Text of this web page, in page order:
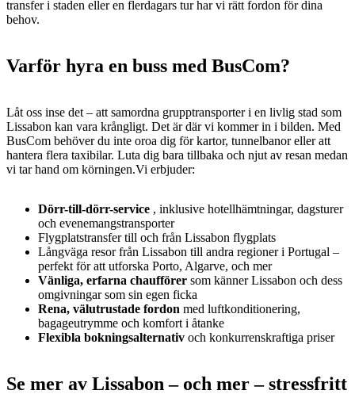
transfer i staden eller en flerdagars tur har vi rätt fordon för dina
behov.
Varför hyra en buss med BusCom?
Låt oss inse det – att samordna grupptransporter i en livlig stad som
Lissabon kan vara krångligt. Det är där vi kommer in i bilden. Med
BusCom behöver du inte oroa dig för kartor, tunnelbanor eller att
hantera flera taxibilar. Luta dig bara tillbaka och njut av resan medan
vi tar hand om körningen.Vi erbjuder:
Dörr-till-dörr-service , inklusive hotellhämtningar, dagsturer
och evenemangstransporter
Flygplatstransfer till och från Lissabon flygplats
Långväga resor från Lissabon till andra regioner i Portugal –
perfekt för att utforska Porto, Algarve, och mer
Vänliga, erfarna chaufförer som känner Lissabon och dess
omgivningar som sin egen ficka
Rena, välutrustade fordon med luftkonditionering,
bagageutrymme och komfort i åtanke
Flexibla bokningsalternativ och konkurrenskraftiga priser
Se mer av Lissabon – och mer – stressfritt